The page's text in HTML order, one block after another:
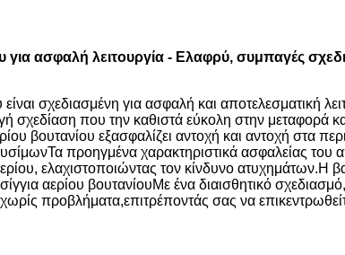
για ασφαλή λειτουργία - Ελαφρύ, συμπαγές
σχεδιασμένη για ασφαλή και αποτελεσματική
σχεδίαση που την καθιστά εύκολη στην μεταφορά
βουτανίου εξασφαλίζει αντοχή και αντοχή στα
προηγμένα χαρακτηριστικά ασφαλείας του
ελαχιστοποιώντας τον κίνδυνο ατυχημάτων.Η
αερίου βουτανίουΜε ένα διαισθητικό
προβλήματα,επιτρέποντάς σας να